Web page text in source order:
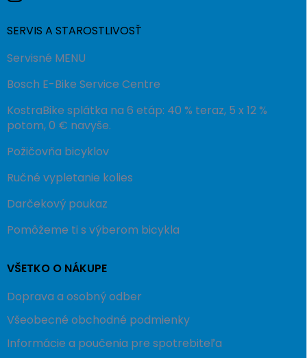
SERVIS A STAROSTLIVOSŤ
Servisné MENU
Bosch E-Bike Service Centre
KostraBike splátka na 6 etáp: 40 % teraz, 5 x 12 %
potom, 0 € navyše.
Požičovňa bicyklov
Ručné vypletanie kolies
Darčekový poukaz
Pomôžeme ti s výberom bicykla
VŠETKO O NÁKUPE
Doprava a osobný odber
Všeobecné obchodné podmienky
Informácie a poučenia pre spotrebiteľa